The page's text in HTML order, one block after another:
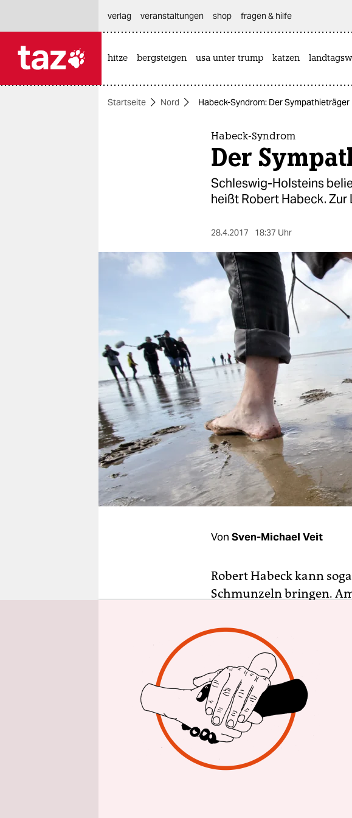
themen
berlin
wahrheit
verlag
verlag
veranstaltungen
shop
fragen & hilfe
unterstützen
abo
verlag
veranstaltungen shop fragen & hilfe
hitze bergsteigen usa unter trump katzen
Startseite Nord Habeck-Syndrom: Der Sympathieträger
Habeck-Syndrom
Der
Schleswig-Holsteins
heißt Robert Habeck.
28.4.2017 18:37 Uhr
Von Sven-Michael Veit
Robert Habeck kann
Schmunzeln bringen.
und der Rote aus
diskutierten. Als sie als
Kanzler und
„Ich wusste gar nicht,
Scholz.“
Es war eine der
Ministerpräsidenten
Entertainer-Qualitäten
sich geben und
herleiten, präsentieren,